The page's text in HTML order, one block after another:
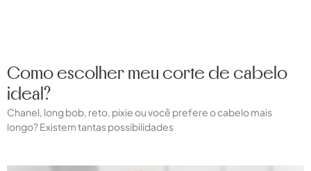
Como escolher meu corte de cabelo
ideal?
Chanel, long bob, reto, pixie ou você prefere o cabelo mais
longo? Existem tantas possibilidades